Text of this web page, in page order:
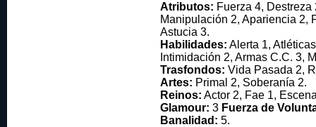
Atributos: Fuerza 4,
Manipulación 2, Apariencia 2,
Astucia 3.
Habilidades: Alerta 1,
Intimidación 2, Armas C.C. 3,
Trasfondos: Vida Pasada 2,
Artes: Primal 2, Soberanía 2.
Reinos: Actor 2, Fae 1,
Glamour: 3 Fuerza de
Banalidad: 5.